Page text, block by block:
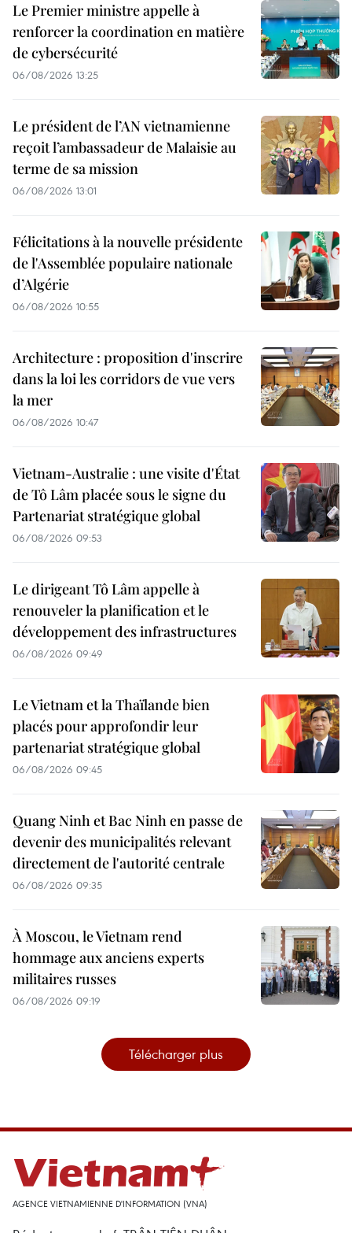
Le Premier ministre appelle à
renforcer la coordination en matière
de cybersécurité
06/08/2026 13:25
Le président de l’AN vietnamienne
reçoit l’ambassadeur de Malaisie au
terme de sa mission
06/08/2026 13:01
Félicitations à la nouvelle présidente
de l'Assemblée populaire nationale
d’Algérie
06/08/2026 10:55
Architecture : proposition d'inscrire
dans la loi les corridors de vue vers
la mer
06/08/2026 10:47
Vietnam-Australie : une visite d'État
de Tô Lâm placée sous le signe du
Partenariat stratégique global
06/08/2026 09:53
Le dirigeant Tô Lâm appelle à
renouveler la planification et le
développement des infrastructures
06/08/2026 09:49
Le Vietnam et la Thaïlande bien
placés pour approfondir leur
partenariat stratégique global
06/08/2026 09:45
Quang Ninh et Bac Ninh en passe de
devenir des municipalités relevant
directement de l'autorité centrale
06/08/2026 09:35
À Moscou, le Vietnam rend
hommage aux anciens experts
militaires russes
06/08/2026 09:19
Télécharger plus
AGENCE VIETNAMIENNE D'INFORMATION (VNA)